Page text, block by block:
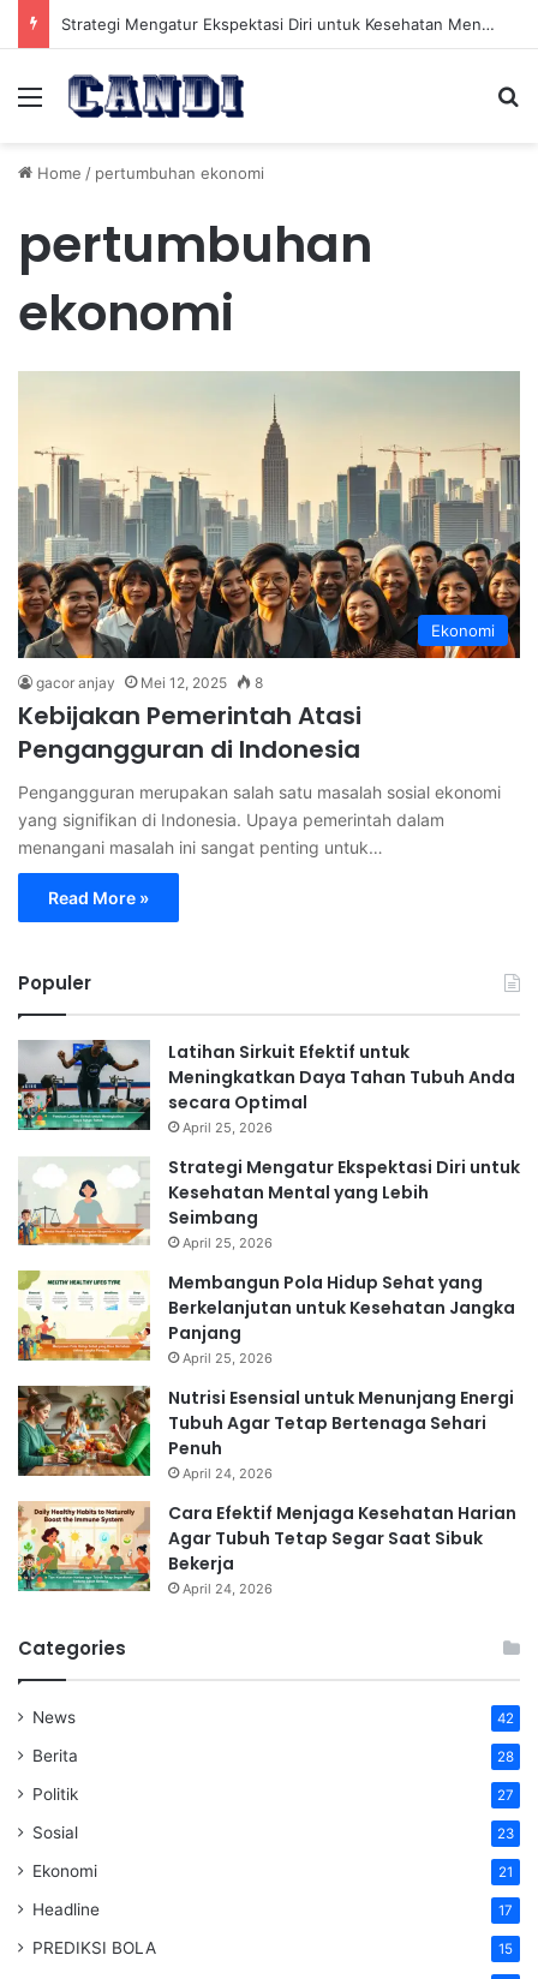
Strategi Mengatur Ekspektasi Diri untuk Kesehatan Mental yang Lebih Seimbang
Menu
Home / pertumbuhan ekonomi
pertumbuhan
ekonomi
Ekonomi
gacor anjay Mei 12, 2025 8
Kebijakan Pemerintah Atasi
Pengangguran di Indonesia
Pengangguran merupakan salah satu masalah sosial ekonomi
yang signifikan di Indonesia. Upaya pemerintah dalam
menangani masalah ini sangat penting untuk…
Read More »
Populer
Latihan Sirkuit Efektif untuk
Meningkatkan Daya Tahan Tubuh Anda
secara Optimal
April 25, 2026
Strategi Mengatur Ekspektasi Diri untuk
Kesehatan Mental yang Lebih
Seimbang
April 25, 2026
Membangun Pola Hidup Sehat yang
Berkelanjutan untuk Kesehatan Jangka
Panjang
April 25, 2026
Nutrisi Esensial untuk Menunjang Energi
Tubuh Agar Tetap Bertenaga Sehari
Penuh
April 24, 2026
Cara Efektif Menjaga Kesehatan Harian
Agar Tubuh Tetap Segar Saat Sibuk
Bekerja
April 24, 2026
Categories
News 42
Berita 28
Politik 27
Sosial 23
Ekonomi 21
Headline 17
PREDIKSI BOLA 15